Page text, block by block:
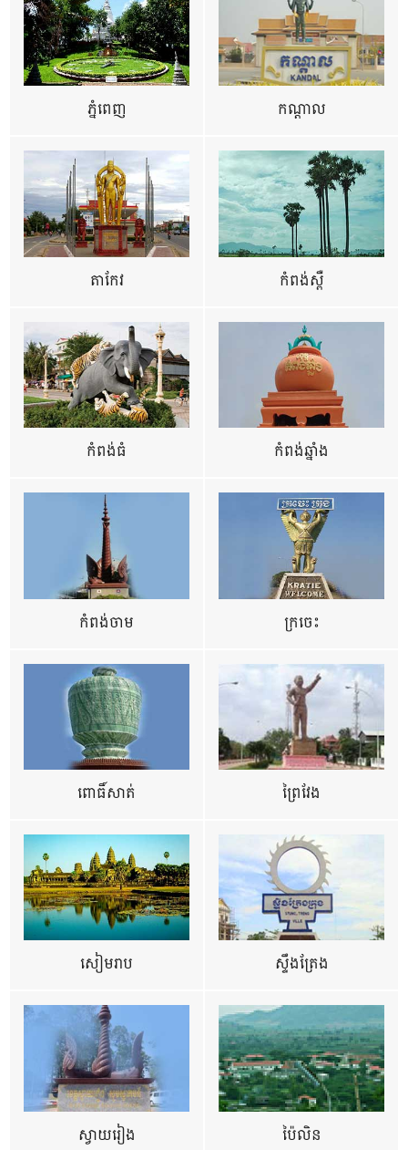
ភ្នំពេញ កណ្តាល
តាកែវ កំពង់ស្ពឺ
កំពង់ធំ កំពង់ឆ្នាំង
កំពង់ចាម ក្រចេះ
ពោធិ៍សាត់ ព្រៃវែង
សៀមរាប ស្ទឹងត្រែង
ស្វាយរៀង ប៉ៃលិន